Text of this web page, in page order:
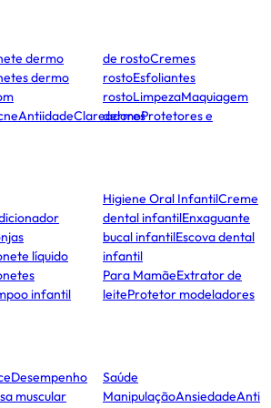
dermo
dermo
AntiidadeClareadores
de rostoCremes
rostoEsfoliantes
rostoLimpezaMaquiagem
dermoProtetores e
líquido
infantil
Higiene Oral InfantilCreme
dental infantilEnxaguante
bucal infantilEscova dental
infantil
Para MamãeExtrator de
leiteProtetor modeladores
Desempenho
muscular
Saúde
ManipulaçãoAnsiedadeAnti